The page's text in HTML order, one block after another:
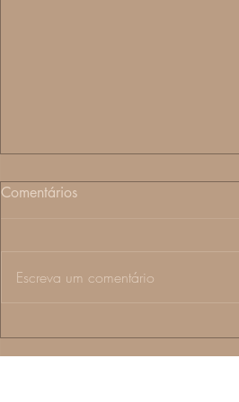
Descubra agora se você tem
Carência Afetiva e como
Comentários
Escreva um comentário